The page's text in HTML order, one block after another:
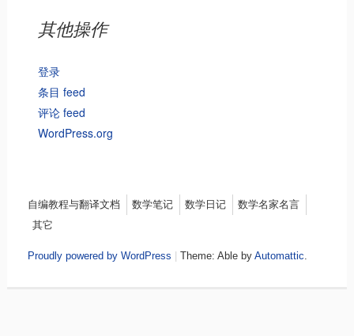
其他操作
登录
条目 feed
评论 feed
WordPress.org
Menu
自编教程与翻译文档 数学笔记 数学日记
数学名家名言
其它
Proudly powered by WordPress | Theme: Able by Automattic